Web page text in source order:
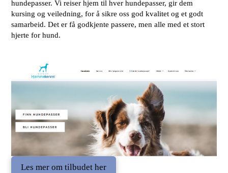
hundepasser. Vi reiser hjem til hver hundepasser, gir dem
kursing og veiledning, for å sikre oss god kvalitet og et godt
samarbeid. Det er få godkjente passere, men alle med et stort
hjerte for hund.
Les mer om tilbudet her